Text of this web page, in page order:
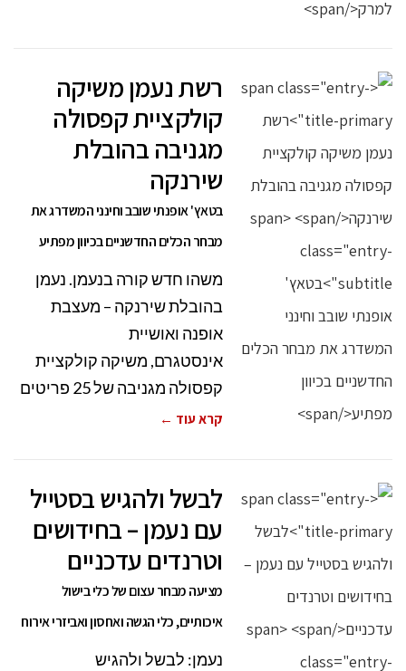
רשת נעמן משיקה
קולקציית קפסולה
מגניבה בהובלת
שירנקה
בטאץ' אופנתי שובב וחינני המשדרג את
מבחר הכלים החדשניים בכיוון מפתיע
משהו חדש קורה בנעמן. נעמן
בהובלת שירנקה – מעצבת
אופנה ואושיית
אינסטגרם, משיקה קולקציית
קפסולה מגניבה של 25 פריטים
קרא עוד ←
לבשל ולהגיש בסטייל
עם נעמן – בחידושים
וטרנדים עדכניים
מציעה מבחר עצום של כלי בישול
איכותיים, כלי הגשה ואחסון ואביזרי אירוח
נעמן: לבשל ולהגיש